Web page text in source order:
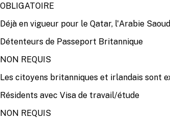
OBLIGATOIRE
Déjà en vigueur pour le Qatar, l'Arabie
Détenteurs de Passeport Britannique
NON REQUIS
Les citoyens britanniques et irlandais sont
Résidents avec Visa de travail/étude
NON REQUIS